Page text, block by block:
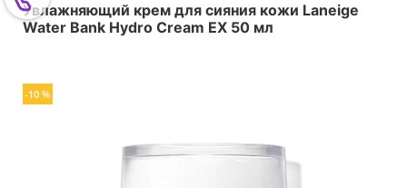
Увлажняющий крем для сияния кожи Laneige
Water Bank Hydro Cream EX 50 мл
-10 %